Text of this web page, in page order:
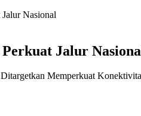
Nasional
Jalur
Memperkuat